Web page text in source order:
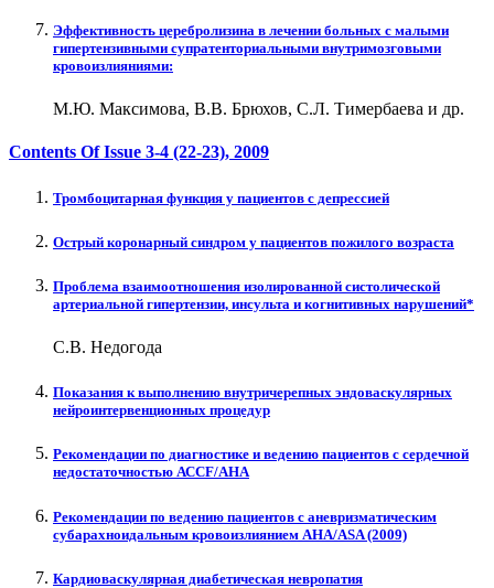
Эффективность церебролизина в лечении больных с малыми
гипертензивными супратенториальными внутримозговыми
кровоизлияниями:
М.Ю. Максимова, В.В. Брюхов, С.Л. Тимербаева и др.
Contents Of Issue 3-4 (22-23), 2009
Тромбоцитарная функция у пациентов с депрессией
Острый коронарный синдром у пациентов пожилого возраста
Проблема взаимоотношения изолированной систолической
артериальной гипертензии, инсульта и когнитивных нарушений*
С.В. Недогода
Показания к выполнению внутричерепных эндоваскулярных
нейроинтервенционных процедур
Рекомендации по диагностике и ведению пациентов с сердечной
недостаточностью АССF/AHA
Рекомендации по ведению пациентов с аневризматическим
субарахноидальным кровоизлиянием AHA/ASA (2009)
Кардиоваскулярная диабетическая невропатия